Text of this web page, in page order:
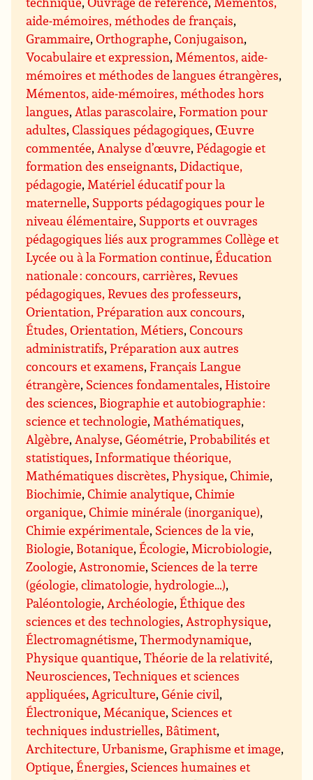
aide-mémoires, méthodes de français,
Grammaire,Orthographe,Conjugaison,
Vocabulaire et expression, Mémentos, aide-
mémoires et méthodes de langues étrangères,
Mémentos, aide-mémoires, méthodes hors
langues, Atlas parascolaire,Formation pour
adultes,Classiques pédagogiques,Œuvre
commentée, Analyse d’œuvre,Pédagogie et
formation des enseignants,Didactique,
pédagogie, Matériel éducatif pour la
maternelle, Supports pédagogiques pour le
niveau élémentaire, Supports et ouvrages
pédagogiques liés aux programmes Collège et
Lycée ou à la Formation continue,Éducation
nationale : concours, carrières,Revues
pédagogiques, Revues des professeurs,
Orientation, Préparation aux concours,
Études, Orientation, Métiers,Concours
administratifs,Préparation aux autres
concours et examens,Français Langue
étrangère, Sciences fondamentales,Histoire
des sciences, Biographie et autobiographie :
science et technologie, Mathématiques,
Algèbre, Analyse,Géométrie,Probabilités et
statistiques, Informatique théorique,
Mathématiques discrètes,Physique,Chimie,
Biochimie,Chimie analytique,Chimie
organique,Chimie minérale (inorganique),
Chimie expérimentale, Sciences de la vie,
Biologie, Botanique,Écologie, Microbiologie,
Zoologie, Astronomie, Sciences de la terre
(géologie, climatologie, hydrologie…),
Paléontologie, Archéologie,Éthique des
sciences et des technologies, Astrophysique,
Électromagnétisme,Thermodynamique,
Physique quantique,Théorie de la relativité,
Neurosciences,Techniques et sciences
appliquées, Agriculture,Génie civil,
Électronique, Mécanique, Sciences et
techniques industrielles, Bâtiment,
Architecture, Urbanisme,Graphisme et image,
Optique,Énergies, Sciences humaines et